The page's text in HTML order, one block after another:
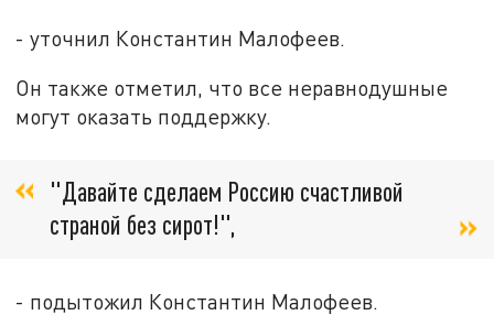
- уточнил Константин Малофеев.
Он также отметил, что все неравнодушные
могут оказать поддержку.
"Давайте сделаем Россию счастливой
страной без сирот!",
- подытожил Константин Малофеев.